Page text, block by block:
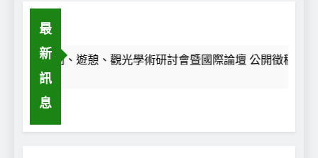
最
新
訊
息
2026第28屆休閒、遊憩、觀光學術研討會暨國際論壇 公開徵稿中~